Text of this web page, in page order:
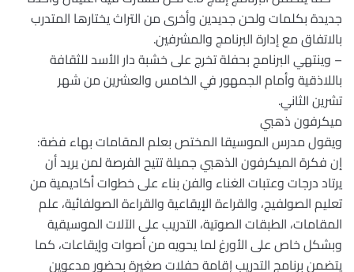
جديدة بكلمات ولحن جديدين وأخرى من التراث يختارها المتدرب
بالاتفاق مع إدارة البرنامج والمشرفين. ‏
– وينتهي البرنامج بحفلة تخرج على خشبة دار الأسد للثقافة
باللاذقية وأمام الجمهور في الخامس والعشرين من شهر
تشرين الثاني. ‏
ميكرفون ذهبي ‏
ويقول مدرس الموسيقا المختص بعلم المقامات بهاء فضة:
إن فكرة الميكرفون الذهبي جميلة تتيح الفرصة لمن يريد أن
يرتاد درجات وعتبات الغناء والفن بناء على خطوات أكاديمية من
تعليم الصولفيج، والقراءة الإيقاعية والقراءة الصولفائية، علم
المقامات، الطبقات الصوتية، التدريب على الآلات الموسيقية
وبشكل خاص على الأورغ لما يحويه من أصوات وإيقاعات، كما
يتضمن برنامج التدريب إقامة حفلات صغيرة بحضور مدعوين